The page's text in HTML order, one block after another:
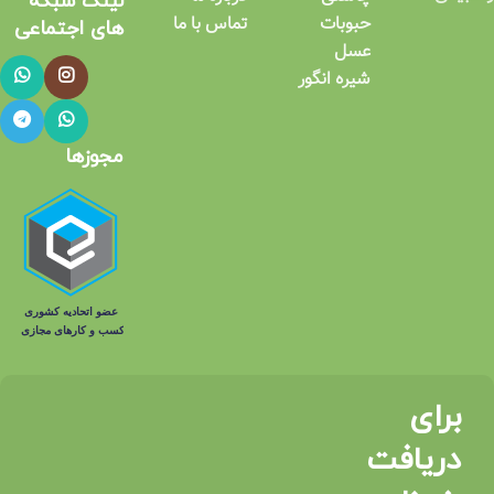
حبوبات
عسل
شیره انگور
تماس با ما
های اجتماعی​
مجوزها
برای
دریافت